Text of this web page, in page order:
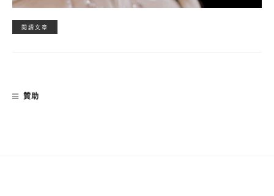
閱讀文章
贊助